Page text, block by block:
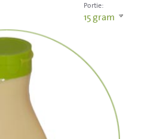
Portie:
15gram